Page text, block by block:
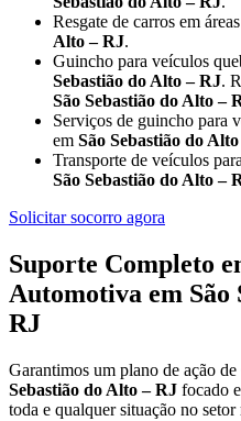
Resgate de carros em
Alto – RJ.
Guincho para veículos
Sebastião do Alto – RJ.
São Sebastião do Alto –
Serviços de guincho para
em São Sebastião do
Transporte de veículos
São Sebastião do Alto –
Solicitar socorro agora
Suporte Completo
Automotiva em São
RJ
Garantimos um plano de ação de
Sebastião do Alto – RJ focado
toda e qualquer situação no